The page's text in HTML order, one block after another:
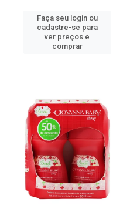
Faça seu login ou
cadastre-se para
ver preços e
comprar